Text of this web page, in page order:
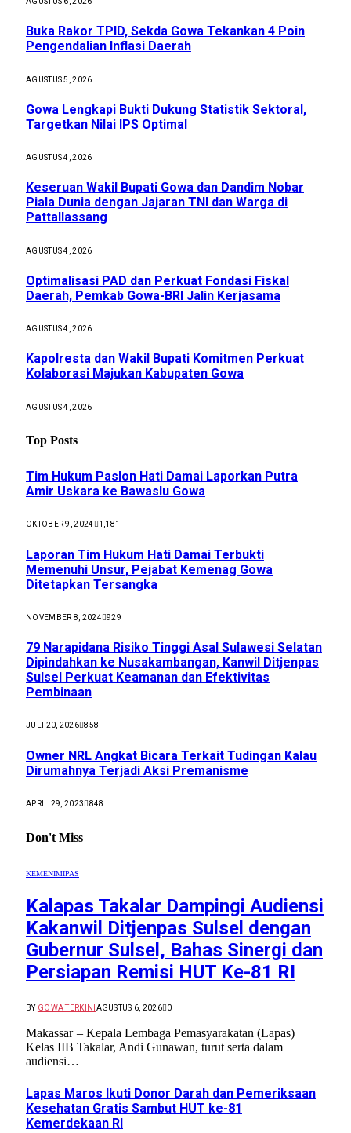
Buka Rakor TPID, Sekda Gowa Tekankan 4 Poin
Pengendalian Inflasi Daerah
AGUSTUS 5, 2026
Gowa Lengkapi Bukti Dukung Statistik Sektoral,
Targetkan Nilai IPS Optimal
AGUSTUS 4, 2026
Keseruan Wakil Bupati Gowa dan Dandim Nobar
Piala Dunia dengan Jajaran TNI dan Warga di
Pattallassang
AGUSTUS 4, 2026
Optimalisasi PAD dan Perkuat Fondasi Fiskal
Daerah, Pemkab Gowa-BRI Jalin Kerjasama
AGUSTUS 4, 2026
Kapolresta dan Wakil Bupati Komitmen Perkuat
Kolaborasi Majukan Kabupaten Gowa
AGUSTUS 4, 2026
Top Posts
Tim Hukum Paslon Hati Damai Laporkan Putra
Amir Uskara ke Bawaslu Gowa
OKTOBER 9, 2024 1,181
Laporan Tim Hukum Hati Damai Terbukti
Memenuhi Unsur, Pejabat Kemenag Gowa
Ditetapkan Tersangka
NOVEMBER 8, 2024 929
79 Narapidana Risiko Tinggi Asal Sulawesi Selatan
Dipindahkan ke Nusakambangan, Kanwil Ditjenpas
Sulsel Perkuat Keamanan dan Efektivitas
Pembinaan
JULI 20, 2026 858
Owner NRL Angkat Bicara Terkait Tudingan Kalau
Dirumahnya Terjadi Aksi Premanisme
APRIL 29, 2023 848
Don't Miss
KEMENIMIPAS
Kalapas Takalar Dampingi Audiensi
Kakanwil Ditjenpas Sulsel dengan
Gubernur Sulsel, Bahas Sinergi dan
Persiapan Remisi HUT Ke-81 RI
BY GOWA TERKINI AGUSTUS 6, 2026 0
Makassar – Kepala Lembaga Pemasyarakatan (Lapas)
Kelas IIB Takalar, Andi Gunawan, turut serta dalam
audiensi…
Lapas Maros Ikuti Donor Darah dan Pemeriksaan
Kesehatan Gratis Sambut HUT ke-81
Kemerdekaan RI